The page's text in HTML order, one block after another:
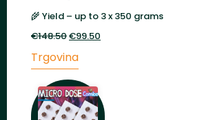
🌾 Yield – up to 3 x 350 grams
€148.50Prvotna
je
€148.50.
€99.50
Trgovina